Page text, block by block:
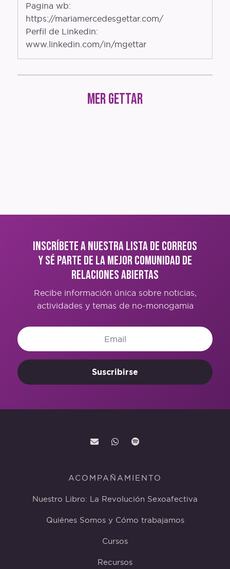
Mer Gettar
Pagina wb:
https://mariamercedesgettar.com/
Perfil de Linkedin:
www.linkedin.com/in/mgettar
Inscríbete a nuestra lista de correos
y sé parte de la mejor comunidad de
Relaciones Abiertas
Recibe información única sobre noticias,
actividades y temas de no-monogamia
Suscribirse
ACOMPAÑAMIENTO
Nuestro Libro: La Revolución Sexoafectiva
Quiénes Somos y Cómo trabajamos
Cursos
Recursos